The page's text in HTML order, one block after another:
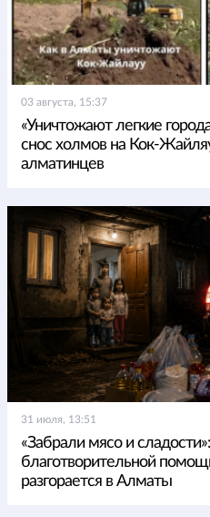
03 августа, 15:37
«Уничтожают легкие
снос холмов на Кок-
алматинцев
31 июля, 13:51
«Забрали мясо и
благотворительной
разгорается в Алматы